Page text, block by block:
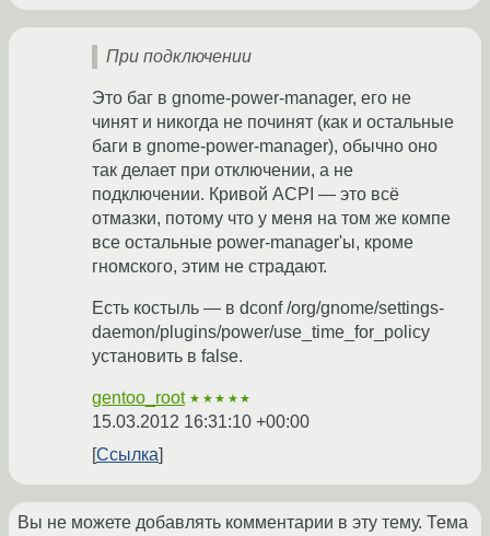
При подключении
Это баг в gnome-power-manager, его не
чинят и никогда не починят (как и остальные
баги в gnome-power-manager), обычно оно
так делает при отключении, а не
подключении. Кривой ACPI — это всё
отмазки, потому что у меня на том же компе
все остальные power-manager'ы, кроме
гномского, этим не страдают.
Есть костыль — в dconf /org/gnome/settings-
daemon/plugins/power/use_time_for_policy
установить в false.
gentoo_root ★★★★★
15.03.2012 16:31:10 +00:00
Ссылка
Вы не можете добавлять комментарии в эту тему. Тема